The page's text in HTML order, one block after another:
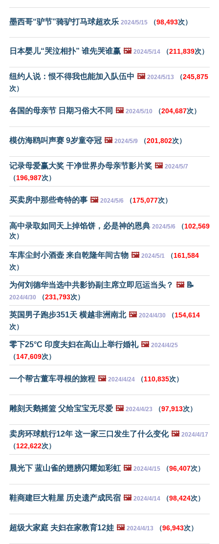
墨西哥“驴节”骑驴打马球超欢乐 2024/5/15 （98,493次）
日本婴儿“哭泣相扑” 谁先哭谁赢 🖼️ 2024/5/14 （211,839次）
纽约人说：恨不得我也能加入队伍中 🖼️ 2024/5/13 （245,875
次）
各国的母亲节 日期习俗大不同 🖼️ 2024/5/10 （204,687次）
模仿海鸥叫声赛 9岁童夺冠 🖼️ 2024/5/9 （201,802次）
记录母爱赢大奖 干净世界办母亲节影片奖 🖼️ 2024/5/7
（196,987次）
买卖房中那些奇特的事 🖼️ 2024/5/6 （175,077次）
高中录取如同天上掉馅饼，必是神的恩典 2024/5/6 （102,569
次）
车库尘封小酒壶 来自乾隆年间古物 🖼️ 2024/5/1 （161,584
次）
为何刘德华当选中共影协副主席立即厄运当头？ 🖼️📝
2024/4/30 （231,793次）
英国男子跑步351天 横越非洲南北 🖼️ 2024/4/30 （154,614
次）
零下25°C 印度夫妇在高山上举行婚礼 🖼️ 2024/4/25
（147,609次）
一个帮古董车寻根的旅程 🖼️ 2024/4/24 （110,835次）
雕刻天鹅摇篮 父给宝宝无尽爱 🖼️ 2024/4/23 （97,913次）
卖房环球航行12年 这一家三口发生了什么变化 🖼️ 2024/4/17
（122,622次）
晨光下 蓝山雀的翅膀闪耀如彩虹 🖼️ 2024/4/15 （96,407次）
鞋商建巨大鞋屋 历史遗产成民宿 🖼️ 2024/4/14 （98,424次）
超级大家庭 夫妇在家教育12娃 🖼️ 2024/4/13 （96,943次）